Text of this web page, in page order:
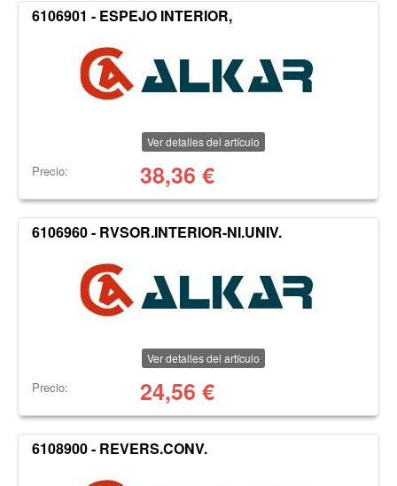
6106901 - ESPEJO INTERIOR,
Ver detalles del artículo
Precio: 38,36 €
6106960 - RVSOR.INTERIOR-NI.UNIV.
Ver detalles del artículo
Precio: 24,56 €
6108900 - REVERS.CONV.